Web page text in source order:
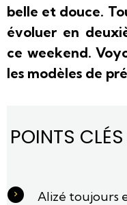
belle et douce.
évoluer en
ce weekend.
les modèles de
POINTS
Alizé toujours